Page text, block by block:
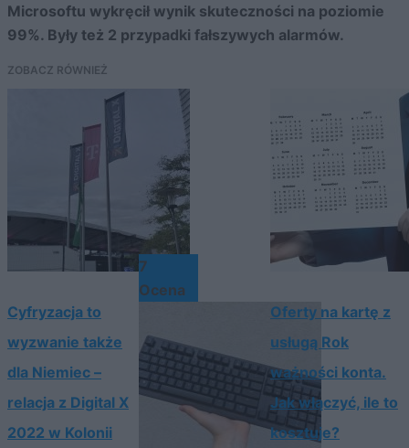
Microsoftu wykręcił wynik skuteczności na poziomie
99%. Były też 2 przypadki fałszywych alarmów.
ZOBACZ RÓWNIEŻ
Cyfryzacja to
wyzwanie także
dla Niemiec –
relacja z Digital X
2022 w Kolonii
7
Ocena
Oferty na kartę z
usługą Rok
ważności konta.
Jak włączyć, ile to
kosztuje?